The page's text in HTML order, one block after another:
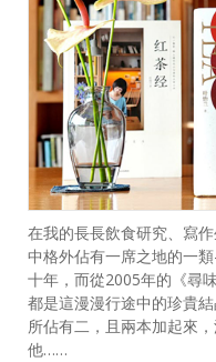
在我的長長飲食研究、寫
中格外佔有一席之地的一
十年，而從2005年的《尋
都是這漫漫行途中的珍貴
所佔有二，且兩本加起來
他……